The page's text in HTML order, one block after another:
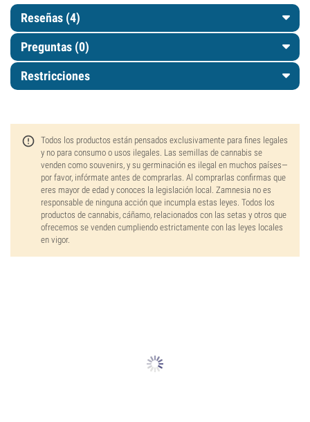
Reseñas (4)
Preguntas (0)
Restricciones
Todos los productos están pensados exclusivamente para fines legales
y no para consumo o usos ilegales. Las semillas de cannabis se
venden como souvenirs, y su germinación es ilegal en muchos países—
por favor, infórmate antes de comprarlas. Al comprarlas confirmas que
eres mayor de edad y conoces la legislación local. Zamnesia no es
responsable de ninguna acción que incumpla estas leyes. Todos los
productos de cannabis, cáñamo, relacionados con las setas y otros que
ofrecemos se venden cumpliendo estrictamente con las leyes locales
en vigor.